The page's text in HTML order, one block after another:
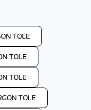
TOLE
TOLE
TOLE
TOLE